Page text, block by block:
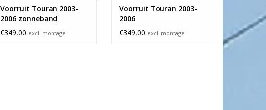
Voorruit Touran 2003-
2006 zonneband
€349,00 excl. montage
Voorruit Touran 2003-
2006
€349,00 excl. montage